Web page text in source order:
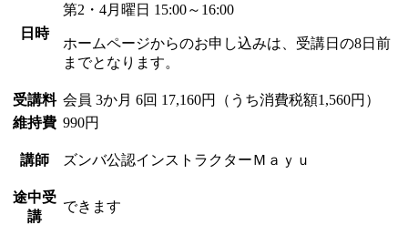
日時
第2・4月曜日 15:00～16:00
ホームページからのお申し込みは、受講日の8日前
までとなります。
受講料 会員 3か月 6回 17,160円（うち消費税額1,560円）
維持費 990円
講師 ズンバ公認インストラクターＭａｙｕ
途中受
講
できます